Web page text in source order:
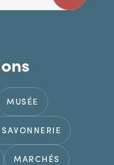
MUSÉE
MARCHÉS